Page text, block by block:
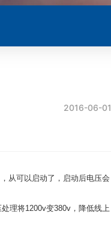
2016-06-01
从可以启动了，启动后电压会
理将1200v变380v，降低线上